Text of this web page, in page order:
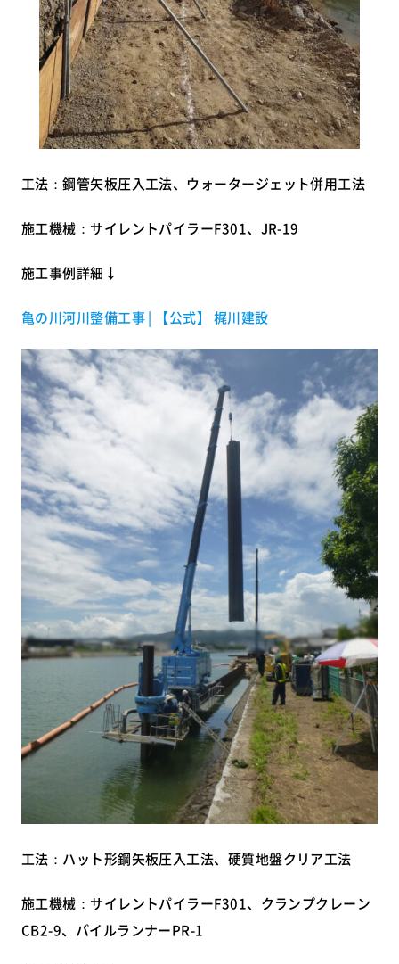
工法：鋼管矢板圧入工法、ウォータージェット併用工法
施工機械：サイレントパイラーF301、JR-19
施工事例詳細↓
亀の川河川整備工事 | 【公式】 梶川建設
工法：ハット形鋼矢板圧入工法、硬質地盤クリア工法
施工機械：サイレントパイラーF301、クランプクレーン
CB2-9、パイルランナーPR-1